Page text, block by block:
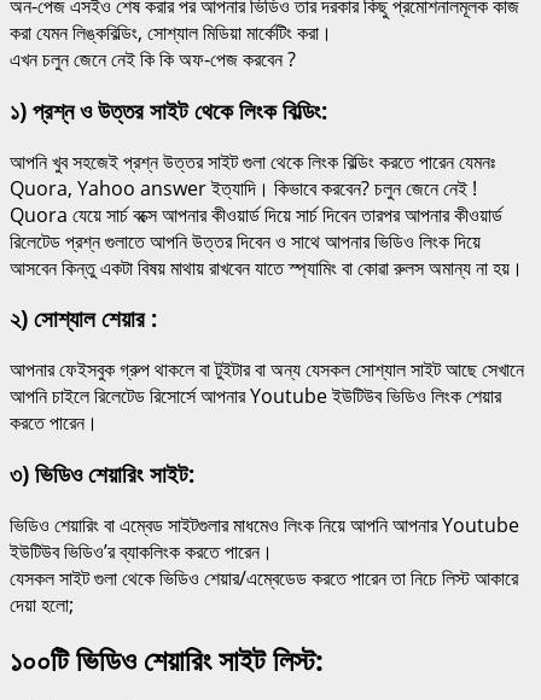
অন-পেজ এসইও শেষ করার পর আপনার ভিডিও তার দরকার কিছু প্রমোশনালমূলক কাজ
করা যেমন লিঙ্কবিল্ডিং, সোশ্যাল মিডিয়া মার্কেটিং করা।
এখন চলুন জেনে নেই কি কি অফ-পেজ করবেন ?
১) প্রশ্ন ও উত্তর সাইট থেকে লিংক বিল্ডিং:
আপনি খুব সহজেই প্রশ্ন উত্তর সাইট গুলা থেকে লিংক বিল্ডিং করতে পারেন যেমনঃ
Quora, Yahoo answer ইত্যাদি। কিভাবে করবেন? চলুন জেনে নেই !
Quora যেয়ে সার্চ বক্সে আপনার কীওয়ার্ড দিয়ে সার্চ দিবেন তারপর আপনার কীওয়ার্ড
রিলেটেড প্রশ্ন গুলাতে আপনি উত্তর দিবেন ও সাথে আপনার ভিডিও লিংক দিয়ে
আসবেন কিন্তু একটা বিষয় মাথায় রাখবেন যাতে স্প্যামিং বা কোৱা রুলস অমান্য না হয়।
২) সোশ্যাল শেয়ার :
আপনার ফেইসবুক গ্রুপ থাকলে বা টুইটার বা অন্য যেসকল সোশ্যাল সাইট আছে সেখানে
আপনি চাইলে রিলেটেড রিসোর্সে আপনার Youtube ইউটিউব ভিডিও লিংক শেয়ার
করতে পারেন।
৩) ভিডিও শেয়ারিং সাইট:
ভিডিও শেয়ারিং বা এম্বেড সাইটগুলার মাধমেও লিংক নিয়ে আপনি আপনার Youtube
ইউটিউব ভিডিও’র ব্যাকলিংক করতে পারেন।
যেসকল সাইট গুলা থেকে ভিডিও শেয়ার/এম্বেডেড করতে পারেন তা নিচে লিস্ট আকারে
দেয়া হলো;
১০০টি ভিডিও শেয়ারিং সাইট লিস্ট: